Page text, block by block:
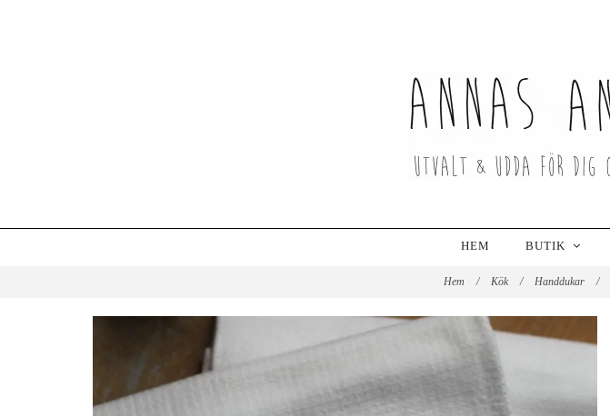
HEM BUTIK
Hem / Kök / Handdukar /